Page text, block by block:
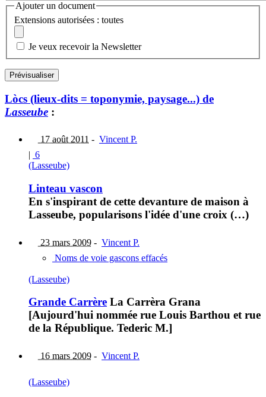
Ajouter un document
Extensions autorisées : toutes
Je veux recevoir la Newsletter
Lòcs (lieux-dits = toponymie, paysage...) de
Lasseube :
17 août 2011 - Vincent P.
| 6
(Lasseube)
Linteau vascon
En s'inspirant de cette devanture de maison à
Lasseube, popularisons l'idée d'une croix (…)
23 mars 2009 - Vincent P.
Noms de voie gascons effacés
(Lasseube)
Grande Carrère La Carrèra Grana
[Aujourd'hui nommée rue Louis Barthou et rue
de la République. Tederic M.]
16 mars 2009 - Vincent P.
(Lasseube)